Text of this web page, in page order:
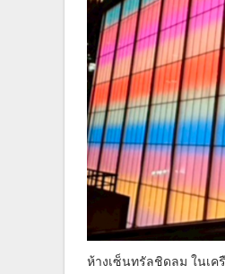
ห้างเซ็นทรัลชิดลม ในเค